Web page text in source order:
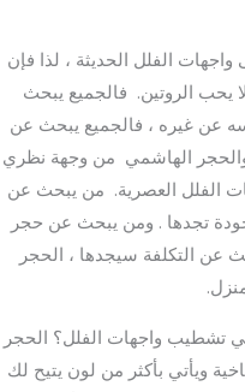
الفلل الحديثة ، لذا فإن
الروتين. فالجميع يبحث
عن غيره ، فالجميع يبحث عن
والحجر الهاشمي من وجهة نظري
الفلل العصرية. من يبحث عن
تجدها . ومن يبحث عن حجر
عن التكلفة سيجدها ، الحجر
تشطيب واجهات الفلل؟ الحجر
ويأتي بأكثر من لون يتيح لك